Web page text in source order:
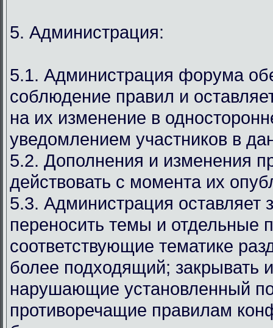
5. Администрация:
5.1. Администрация форума
соблюдение правил и
на их изменение в
уведомлением участников в
5.2. Дополнения и изменения
действовать с момента их
5.3. Администрация оставляет
переносить темы и отдельные
соответствующие тематике
более подходящий; закрывать
нарушающие установленный
противоречащие правилам